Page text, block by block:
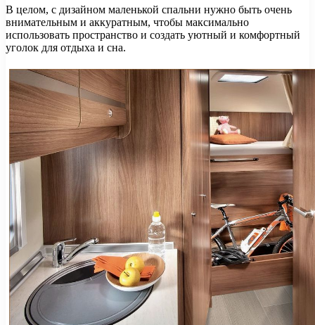
В целом, с дизайном маленькой спальни нужно быть очень
внимательным и аккуратным, чтобы максимально
использовать пространство и создать уютный и комфортный
уголок для отдыха и сна.